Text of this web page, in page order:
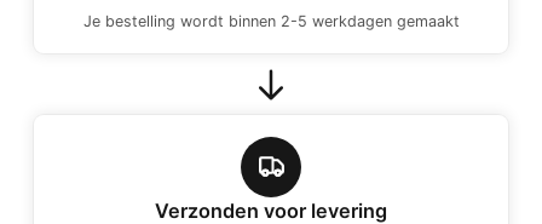
Je bestelling wordt binnen 2-5 werkdagen gemaakt
Verzonden voor levering